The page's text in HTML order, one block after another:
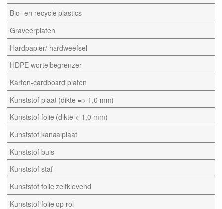
Bio- en recycle plastics
Graveerplaten
Hardpapier/ hardweefsel
HDPE wortelbegrenzer
Karton-cardboard platen
Kunststof plaat (dikte => 1,0 mm)
Kunststof folie (dikte < 1,0 mm)
Kunststof kanaalplaat
Kunststof buis
Kunststof staf
Kunststof folie zelfklevend
Kunststof folie op rol